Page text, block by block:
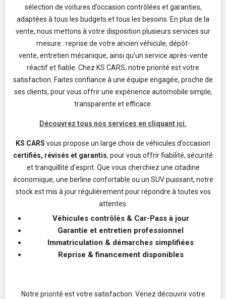
sélection de voitures d’occasion contrôlées et garanties,
adaptées à tous les budgets et tous les besoins. En plus de la
vente, nous mettons à votre disposition plusieurs services sur
mesure : reprise de votre ancien véhicule, dépôt-
vente, entretien mécanique, ainsi qu’un service après-vente
réactif et fiable. Chez KS CARS, notre priorité est votre
satisfaction. Faites confiance à une équipe engagée, proche de
ses clients, pour vous offrir une expérience automobile simple,
transparente et efficace.
Découvrez tous nos services en cliquant ici.
KS CARS vous propose un large choix de véhicules d’occasion
certifiés, révisés et garantis, pour vous offrir fiabilité, sécurité
et tranquillité d’esprit. Que vous cherchiez une citadine
économique, une berline confortable ou un SUV puissant, notre
stock est mis à jour régulièrement pour répondre à toutes vos
attentes.
Véhicules contrôlés & Car-Pass à jour
Garantie et entretien professionnel
Immatriculation & démarches simplifiées
Reprise & financement disponibles
Notre priorité est votre satisfaction. Venez découvrir votre